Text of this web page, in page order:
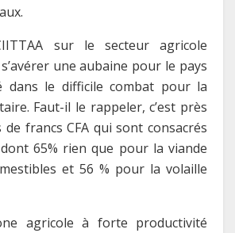
sur le secteur agricole
une aubaine pour le pays
dans le difficile combat pour la
Faut-il le rappeler, c’est près
francs CFA qui sont consacrés
65% rien que pour la viande
et 56 % pour la volaille
agricole à forte productivité